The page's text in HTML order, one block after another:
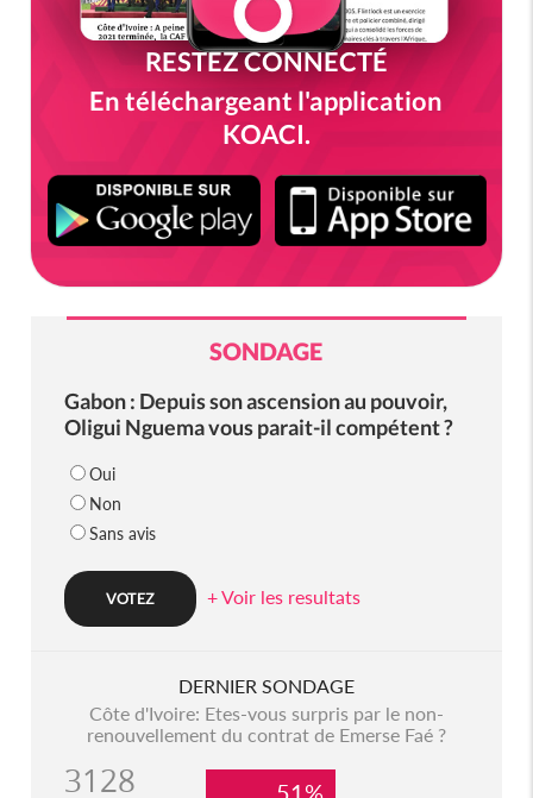
RESTEZ CONNECTÉ
En téléchargeant l'application
KOACI.
SONDAGE
Gabon : Depuis son ascension au pouvoir,
Oligui Nguema vous parait-il compétent ?
Oui
Non
Sans avis
+ Voir les resultats
DERNIER SONDAGE
Côte d'Ivoire: Etes-vous surpris par le non-
renouvellement du contrat de Emerse Faé ?
3128 51%